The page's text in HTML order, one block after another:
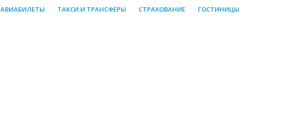
АВИАБИЛЕТЫ ТАКСИ И ТРАНСФЕРЫ СТРАХОВАНИЕ ГОСТИНИЦЫ